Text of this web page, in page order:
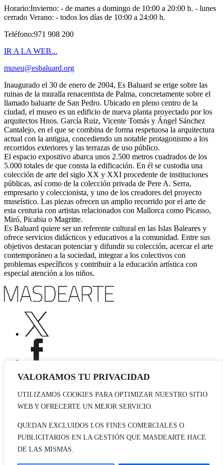
VALORAMOS TU PRIVACIDAD
UTILIZAMOS COOKIES PARA OPTIMIZAR NUESTRO SITIO
WEB Y OFRECERTE UN MEJOR SERVICIO.
QUEDAN EXCLUIDOS LOS FINES COMERCIALES O
PUBLICITARIOS EN LA GESTIÓN QUE MASDEARTE HACE
DE LAS MISMAS.
Horario:Invierno: - de martes a domingo de 10:00 a 20:00 h. - lunes
cerrado Verano: - todos los días de 10:00 a 24:00 h.
Teléfono:971 908 200
IR A LA WEB...
museu@esbaluard.org
Inaugurado el 30 de enero de 2004, Es Baluard se erige sobre las
ruinas de la muralla renacentista de Palma, concretamente sobre el
llamado baluarte de San Pedro. Ubicado en pleno centro de la
ciudad, el museo es un edificio de nueva planta proyectado por los
arquitectos Hnos. García Ruiz, Vicente Tomás y Ángel Sánchez
Cantalejo, en el que se combina de forma respetuosa la arquitectura
actual con la antigua, concediendo un notable protagonismo a los
recorridos exteriores y las terrazas de uso público.
El espacio expositivo abarca unos 2.500 metros cuadrados de los
5.000 totales de que consta la edificación. En él se custodia una
colección de arte del siglo XX y XXI procedente de instituciones
públicas, así como de la colección privada de Pere A. Serra,
empresario y coleccionista, y uno de los creadores del proyecto
museístico. Las piezas ofrecen un amplio recorrido por el arte de
esta centuria con artistas relacionados con Mallorca como Picasso,
Miró, Picabia o Magritte.
Es Baluard quiere ser un referente cultural en las Islas Baleares y
ofrece servicios didácticos y educativos a la comunidad. Entre sus
objetivos destacan potenciar y difundir su colección, acercar el arte
contemporáneo a la sociedad, integrar a los colectivos con
problemas específicos y contribuir a la educación artística con
especial atención a los niños.
Publicidad
Contacto
© 2026 masdearte. Información de exposiciones, museos y artistas